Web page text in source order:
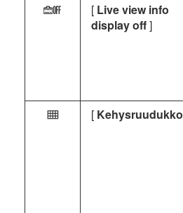
i [ Live view info
display off]
b [ Kehysruudukko